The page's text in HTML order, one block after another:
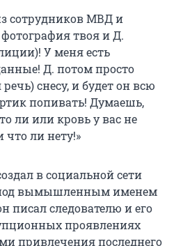
сотрудников МВД и
твоя и Д.
У меня есть
Д. потом просто
снесу, и будет он всю
попивать! Думаешь,
ли или кровь у вас не
что ли нету!»
в социальной сети
под вымышленным именем
писал следователю и его
проявлениях
привлечения последнего